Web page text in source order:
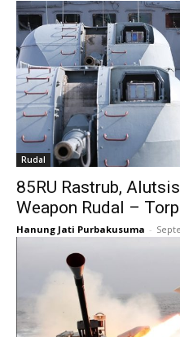
Rudal
85RU Rastrub,
Weapon Rudal –
Hanung Jati Purbakusuma -